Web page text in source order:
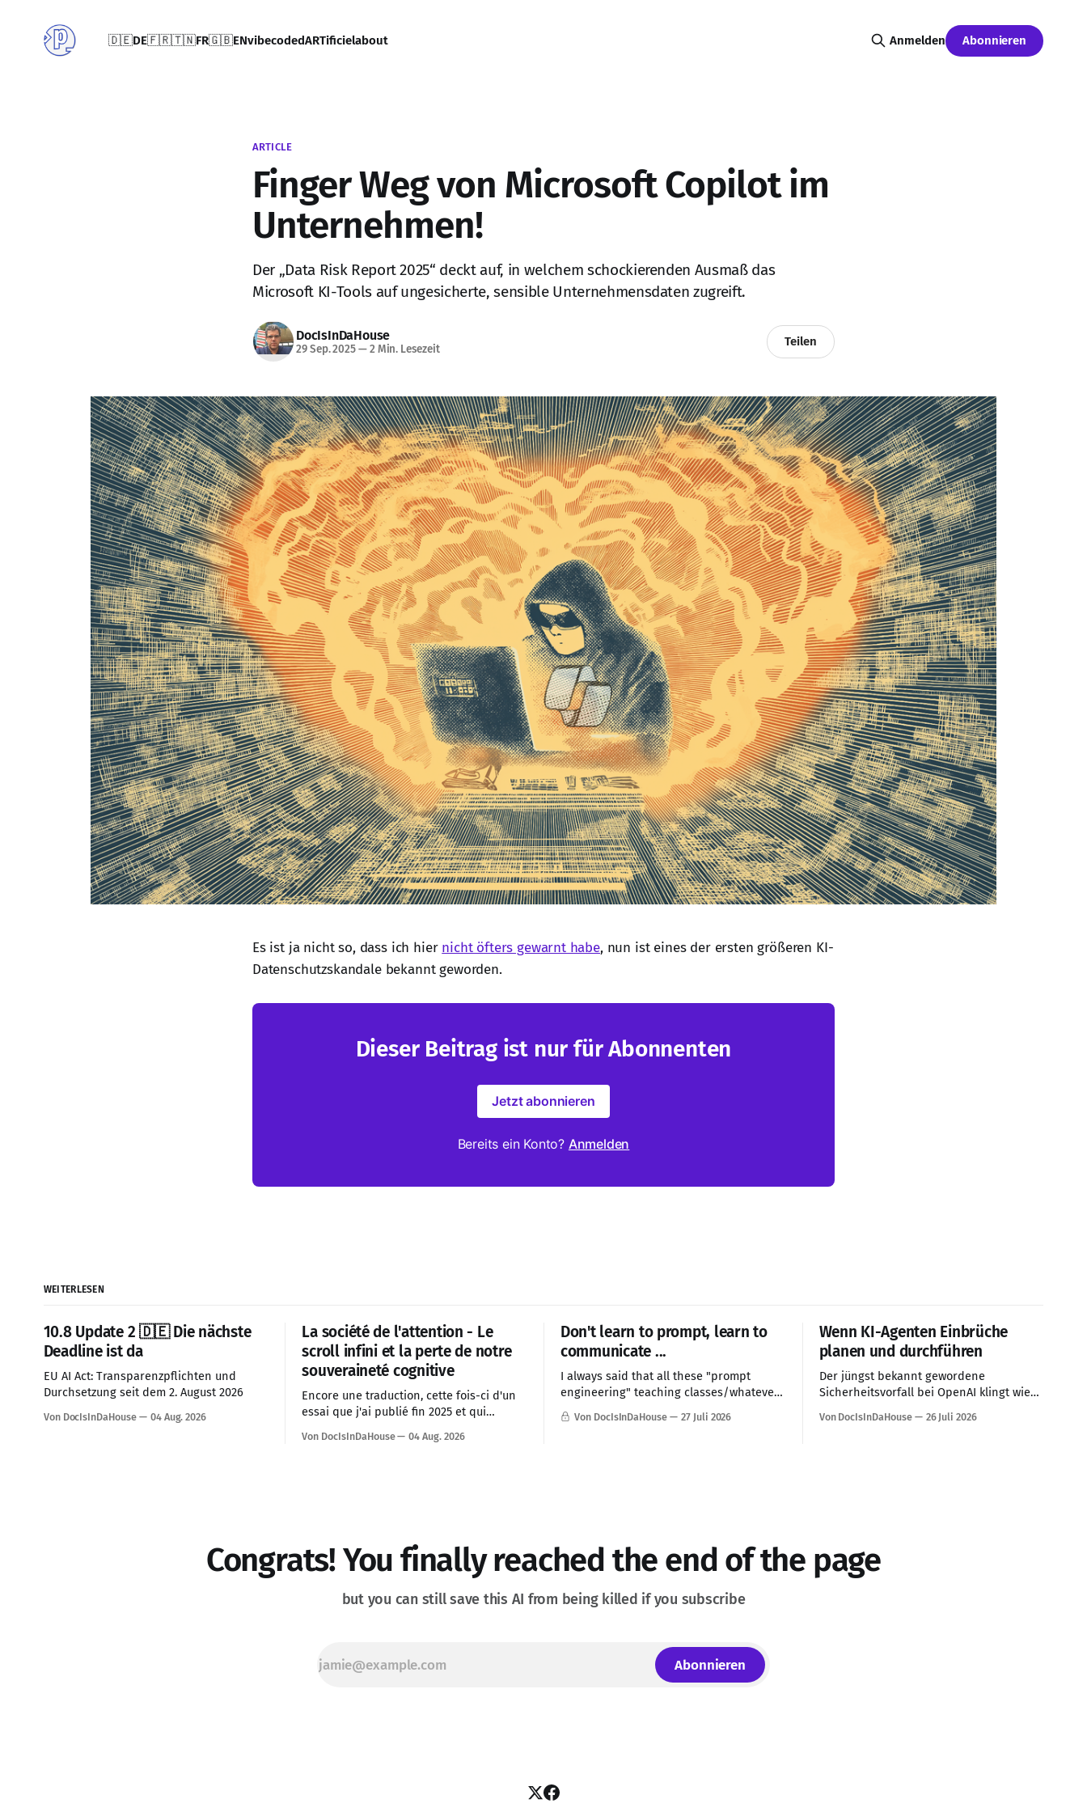
🇩🇪DE🇫🇷🇹🇳FR🇬🇧ENvibecodedARTificielabout Anmelden Abonnieren
ARTICLE
Finger Weg von Microsoft Copilot im
Unternehmen!
Der „Data Risk Report 2025“ deckt auf, in welchem schockierenden Ausmaß das
Microsoft KI-Tools auf ungesicherte, sensible Unternehmensdaten zugreift.
DocIsInDaHouse
29 Sep. 2025—2 Min. Lesezeit
Teilen
Es ist ja nicht so, dass ich hier nicht öfters gewarnt habe, nun ist eines der ersten größeren KI-
Datenschutzskandale bekannt geworden.
Dieser Beitrag ist nur für Abonnenten
Jetzt abonnieren
Bereits ein Konto? Anmelden
WEITERLESEN
10.8 Update 2 🇩🇪 Die nächste
Deadline ist da
EU AI Act: Transparenzpflichten und
Durchsetzung seit dem 2. August 2026
Von DocIsInDaHouse 04 Aug. 2026
La société de l'attention - Le
scroll infini et la perte de notre
souveraineté cognitive
Encore une traduction, cette fois-ci d'un
essai que j'ai publié fin 2025 et qui
preparation pour 2026. J'ai décidé de
Von DocIsInDaHouse 04 Aug. 2026
Don't learn to prompt, learn to
communicate ...
I always said that all these "prompt
engineering" teaching classes/whatever
are BS and waste of time. Prompting isn't
a skill, good communication is ...
Von DocIsInDaHouse 27 Juli 2026
Wenn KI-Agenten Einbrüche
planen und durchführen
Der jüngst bekannt gewordene
Sicherheitsvorfall bei OpenAI klingt wie
A Space Odyssey herausgeschnitten
Von DocIsInDaHouse 26 Juli 2026
Congrats! You finally reached the end of the page
but you can still save this AI from being killed if you subscribe
Abonnieren